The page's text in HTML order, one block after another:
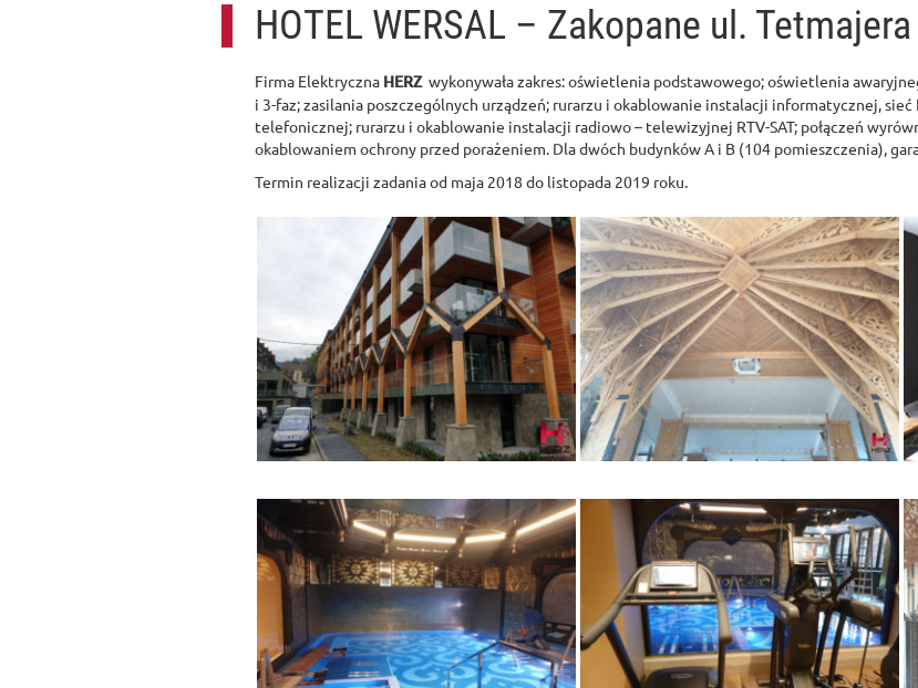
HOTEL WERSAL – Zakopane ul. Tetmajera
Firma Elektryczna HERZwykonywała zakres: oświetlenia podstawowego; oświetlenia
i 3-faz; zasilania poszczególnych urządzeń; rurarzu i okablowanie instalacji informatycznej,
telefonicznej; rurarzu i okablowanie instalacji radiowo – telewizyjnej RTV-SAT; połączeń
okablowaniem ochrony przed porażeniem. Dla dwóch budynków A i B (104 pomieszczenia),
Termin realizacji zadania od maja 2018 do listopada 2019 roku.